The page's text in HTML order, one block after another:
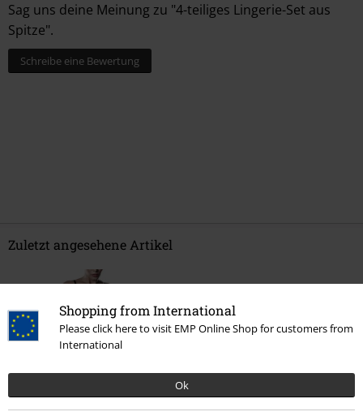
Shopping from International
Please click here to visit EMP Online Shop for customers from
International
Ok
Sag uns deine Meinung zu "4-teiliges Lingerie-Set aus
Spitze".
Schreibe eine Bewertung
Zuletzt angesehene Artikel
UVPab51,99 €